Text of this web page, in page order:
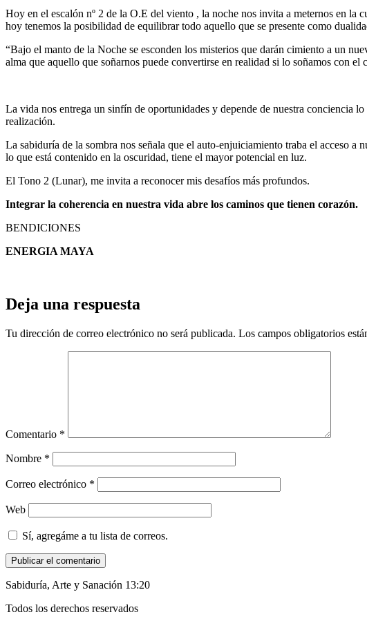
Hoy en el escalón nº 2 de la O.E del viento , la noche nos invita a meternos en
hoy tenemos la posibilidad de equilibrar todo aquello que se presente como
“Bajo el manto de la Noche se esconden los misterios que darán cimiento a un
alma que aquello que soñarnos puede convertirse en realidad si lo soñamos con el
La vida nos entrega un sinfín de oportunidades y depende de nuestra conciencia
realización.
La sabiduría de la sombra nos señala que el auto-enjuiciamiento traba el acceso
lo que está contenido en la oscuridad, tiene el mayor potencial en luz.
El Tono 2 (Lunar), me invita a reconocer mis desafíos más profundos.
Integrar la coherencia en nuestra vida abre los caminos que tienen corazón.
BENDICIONES
ENERGIA MAYA
Deja una respuesta
Tu dirección de correo electrónico no será publicada. Los campos obligatorios
Comentario *
Nombre *
Correo electrónico *
Web
Sí, agregáme a tu lista de correos.
Sabiduría, Arte y Sanación 13:20
Todos los derechos reservados